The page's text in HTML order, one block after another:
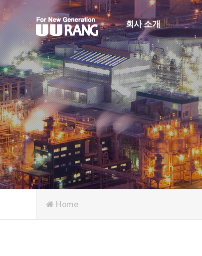
회사 소개
CEO 인사
회사 연혁
회사 조직도
인증 및 수상
오시는 길
Home